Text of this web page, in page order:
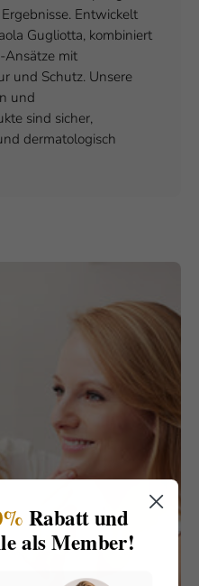
Entwickelt
Gugliotta, kombiniert
Ansätze mit
und Schutz. Unsere
und
sind sicher,
dermatologisch
Rabatt und
als Member!